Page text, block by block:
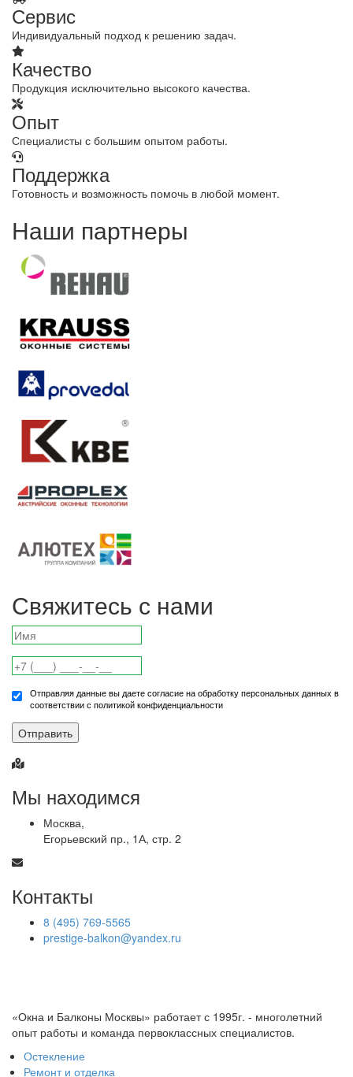
Сервис
Индивидуальный подход к решению задач.
Качество
Продукция исключительно высокого качества.
Опыт
Специалисты с большим опытом работы.
Поддержка
Готовность и возможность помочь в любой момент.
Наши партнеры
Свяжитесь с нами
Отправляя данные вы даете согласие на обработку персональных данных в
соответствии с политикой конфиденциальности
Отправить
Мы находимся
Москва,
Егорьевский пр., 1А, стр. 2
Контакты
8 (495) 769-5565
prestige-balkon@yandex.ru
«Окна и Балконы Москвы» работает с 1995г. - многолетний
опыт работы и команда первоклассных специалистов.
Остекление
Ремонт и отделка